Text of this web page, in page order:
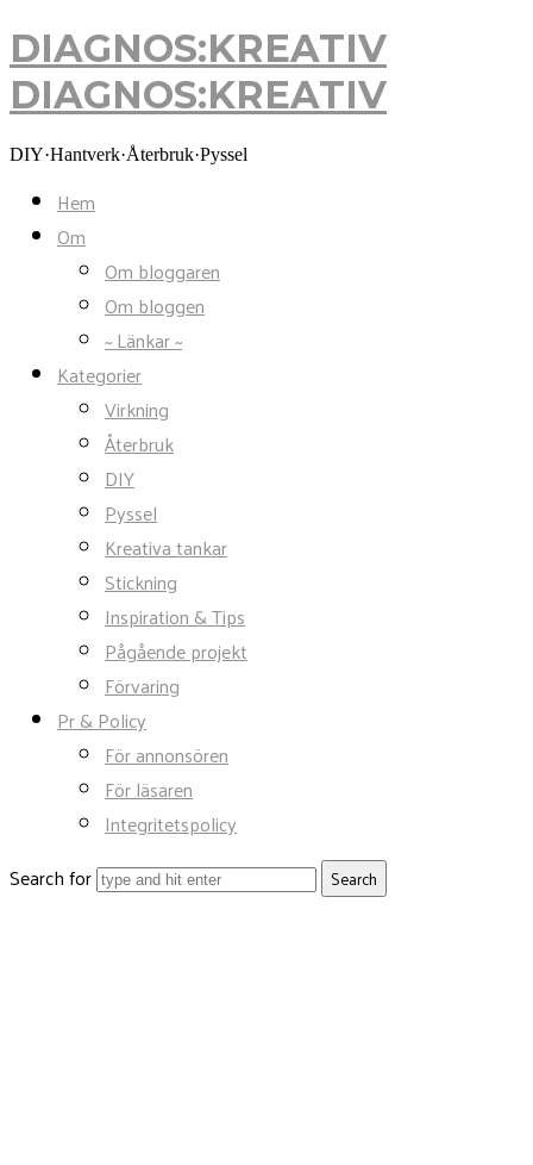
DIAGNOS:KREATIV
DIAGNOS:KREATIV
DIY·Hantverk·Återbruk·Pyssel
Hem
Om
Om bloggaren
Om bloggen
~ Länkar ~
Kategorier
Virkning
Återbruk
DIY
Pyssel
Kreativa tankar
Stickning
Inspiration & Tips
Pågående projekt
Förvaring
Pr & Policy
För annonsören
För läsaren
Integritetspolicy
Search for